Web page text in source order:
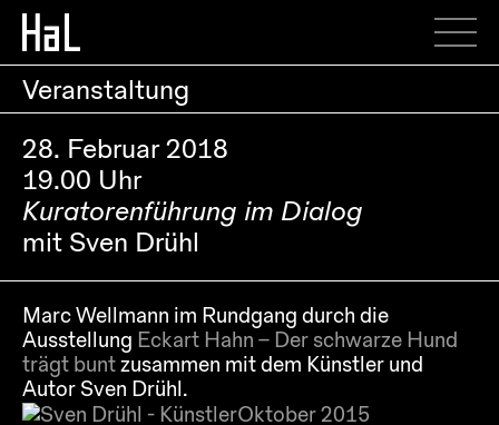
Veranstaltung
28. Februar 2018
19.00 Uhr
Kuratorenführung im Dialog
mit Sven Drühl
Marc Wellmann im Rundgang durch die
Ausstellung Eckart Hahn – Der schwarze Hund
trägt buntzusammen mit dem Künstler und
Autor Sven Drühl.